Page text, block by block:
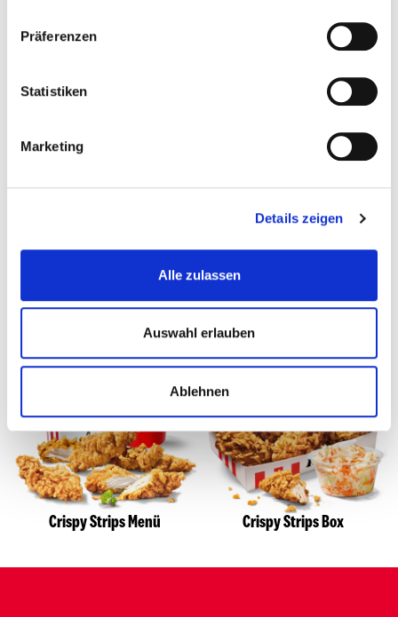
Präferenzen
Statistiken
Marketing
Details zeigen
Alle zulassen
Auswahl erlauben
Ablehnen
ÄHNLICHE PRODUKTE
Crispy Chicken Burger
Crispy Chicken Cheese
Crispy Strips Menü Crispy Strips Box